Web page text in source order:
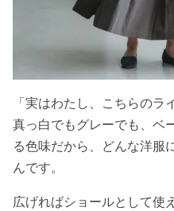
「実はわたし、こちらのラ
真っ白でもグレーでも、ベ
る色味だから、どんな洋服
んです。
広げればショールとして使